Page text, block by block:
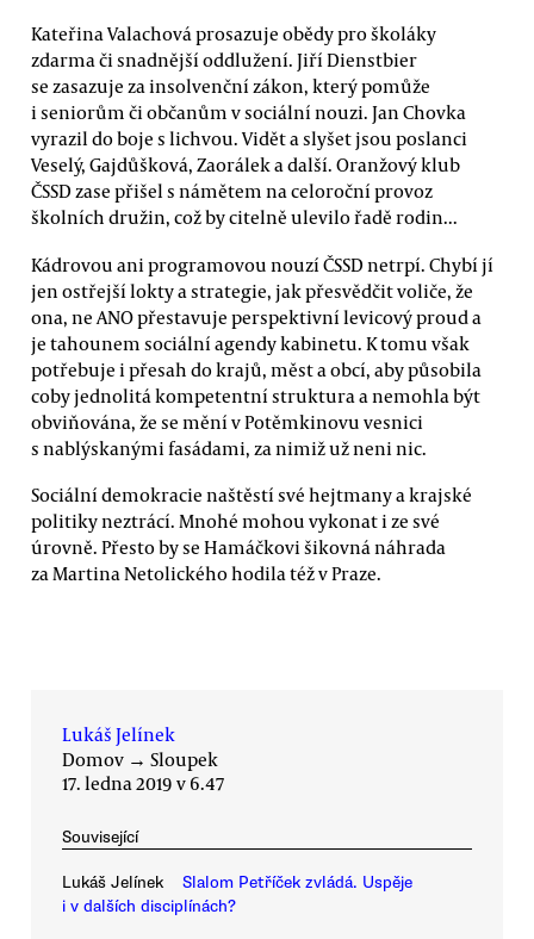
Kateřina Valachová prosazuje obědy pro školáky
zdarma či snadnější oddlužení. Jiří Dienstbier
se zasazuje za insolvenční zákon, který pomůže
i seniorům či občanům v sociální nouzi. Jan Chovka
vyrazil do boje s lichvou. Vidět a slyšet jsou poslanci
Veselý, Gajdůšková, Zaorálek a další. Oranžový klub
ČSSD zase přišel s námětem na celoroční provoz
školních družin, což by citelně ulevilo řadě rodin...
Kádrovou ani programovou nouzí ČSSD netrpí. Chybí jí
jen ostřejší lokty a strategie, jak přesvědčit voliče, že
ona, ne ANO přestavuje perspektivní levicový proud a
je tahounem sociální agendy kabinetu. K tomu však
potřebuje i přesah do krajů, měst a obcí, aby působila
coby jednolitá kompetentní struktura a nemohla být
obviňována, že se mění v Potěmkinovu vesnici
s nablýskanými fasádami, za nimiž už neni nic.
Sociální demokracie naštěstí své hejtmany a krajské
politiky neztrácí. Mnohé mohou vykonat i ze své
úrovně. Přesto by se Hamáčkovi šikovná náhrada
za Martina Netolického hodila též v Praze.
Lukáš Jelínek
Domov → Sloupek
17. ledna 2019 v 6.47
Související
Lukáš Jelínek
Slalom Petříček zvládá. Uspěje
i v dalších disciplínách?